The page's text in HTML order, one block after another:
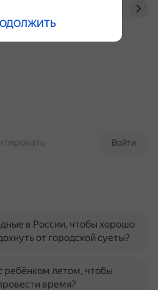
thegirl.ru
Войти
в России, чтобы хорошо
от городской суеты?
ребёнком летом, чтобы
время?